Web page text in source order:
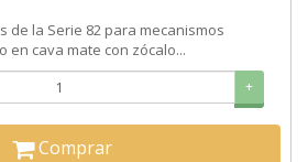
de la Serie 82 para mecanismos
en cava mate con zócalo...
+
Comprar